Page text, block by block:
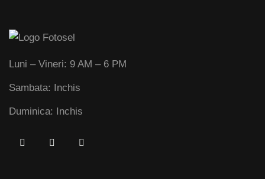
Luni – Vineri: 9 AM – 6 PM
Sambata: Inchis
Duminica: Inchis